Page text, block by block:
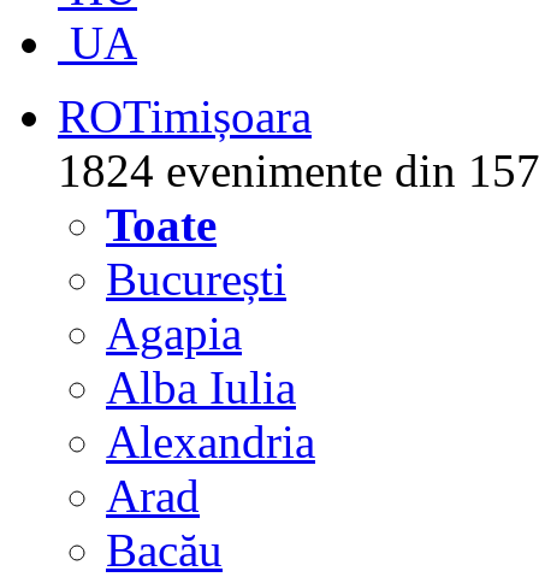
UA
ROTimișoara
1824 evenimente din
Toate
București
Agapia
Alba Iulia
Alexandria
Arad
Bacău